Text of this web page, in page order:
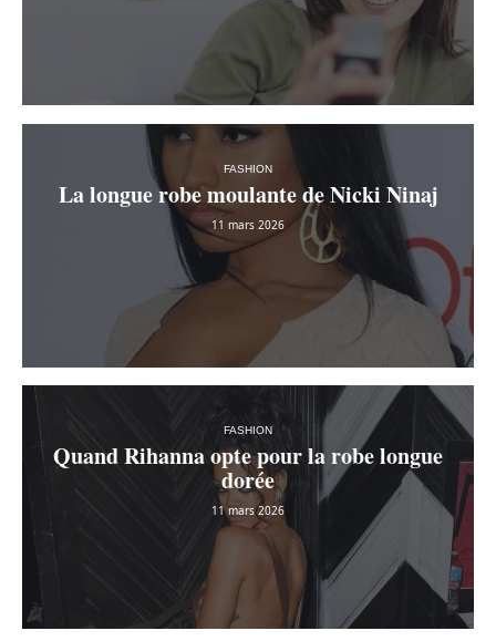
FASHION
La longue robe moulante de Nicki Ninaj
11 mars 2026
FASHION
Quand Rihanna opte pour la robe longue
dorée
11 mars 2026